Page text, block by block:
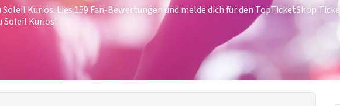
Kurios. Lies 159 Fan-Bewertungen und melde dich für den TopTicketShop
Soleil Kurios!